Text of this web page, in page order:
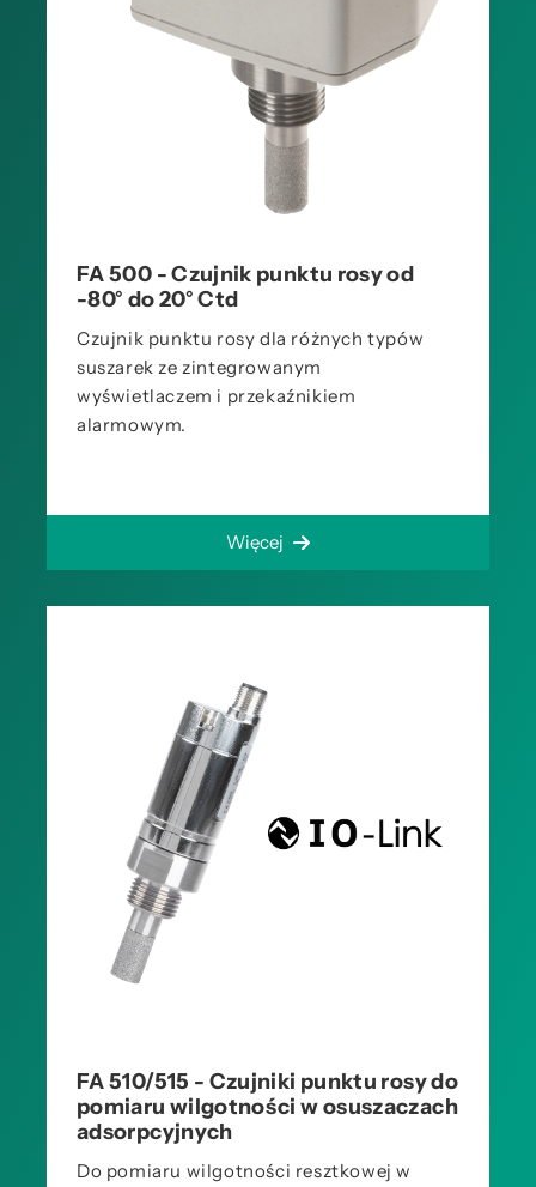
FA 500 - Czujnik punktu rosy od
-80° do 20° Ctd
Czujnik punktu rosy dla różnych typów
suszarek ze zintegrowanym
wyświetlaczem i przekaźnikiem
alarmowym.
Więcej
FA 510/515 - Czujniki punktu rosy do
pomiaru wilgotności w osuszaczach
adsorpcyjnych
Do pomiaru wilgotności resztkowej w